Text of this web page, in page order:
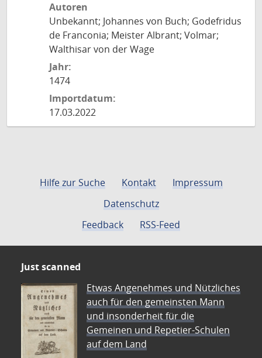
Autoren
Unbekannt; Johannes von Buch; Godefridus
de Franconia; Meister Albrant; Volmar;
Walthisar von der Wage
Jahr:
1474
Importdatum:
17.03.2022
Hilfe zur Suche Kontakt
Impressum
Datenschutz
Feedback
RSS-Feed
Just scanned
Etwas Angenehmes und Nützliches
auch für den gemeinsten Mann
und insonderheit für die
Gemeinen und Repetier-Schulen
auf dem Land